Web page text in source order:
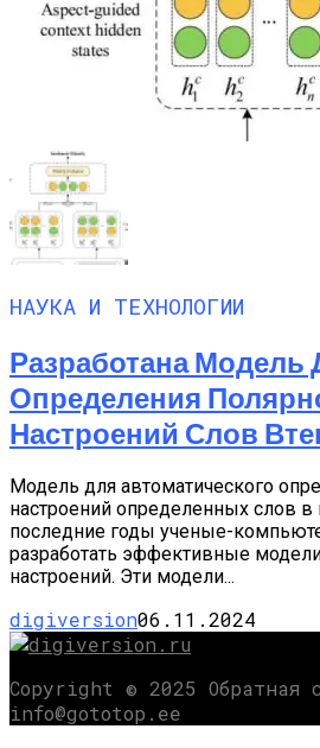
НАУКА И ТЕХНОЛОГИИ
Разработана Модель
Определения
Настроений Слов
Модель для автоматического
настроений определенных слов в
последние годы ученые-
разработать эффективные
настроений. Эти модели...
digiversion06.11.2024
Copyright © 2025 Обратная
info@gototop.ee